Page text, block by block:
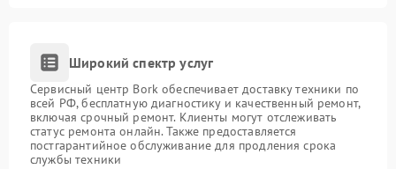
Широкий спектр услуг
Сервисный центр Bork обеспечивает доставку техники по
всей РФ, бесплатную диагностику и качественный ремонт,
включая срочный ремонт. Клиенты могут отслеживать
статус ремонта онлайн. Также предоставляется
постгарантийное обслуживание для продления срока
службы техники